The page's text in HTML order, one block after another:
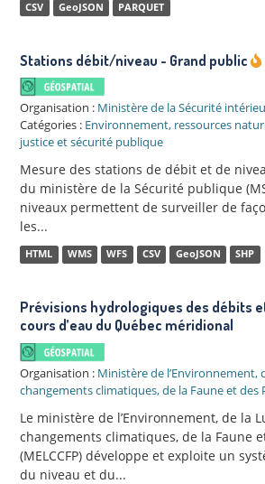
CSV GeoJSON PARQUET
Stations débit/niveau - Grand public
Organisation : Ministère de la Sécurité
Catégories : Environnement, ressources
justice et sécurité publique
Mesure des stations de débit et de
du ministère de la Sécurité publique
niveaux permettent de surveiller de
les...
HTML WMS WFS CSV GeoJSON SHP
Prévisions hydrologiques des débits
cours d’eau du Québec méridional
Organisation : Ministère de l’Environnement,
changements climatiques, de la Faune et des
Le ministère de l’Environnement, de la
changements climatiques, de la Faune
(MELCCFP) développe et exploite un
du niveau et du...